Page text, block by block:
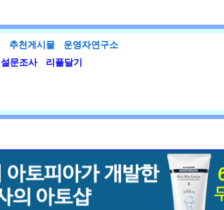
추천게시물
운영자연구소
설문조사
리플달기